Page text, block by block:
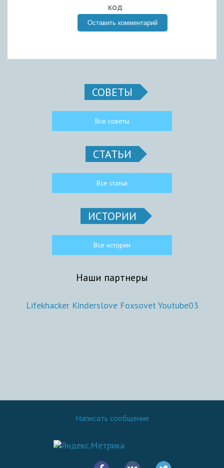
СОВЕТЫ
Все советы
СТАТЬИ
Все статьи
ИСТОРИИ
Все истории
Наши партнеры
Lifekhacker Kinderslove FoxsovetYoutube03
Написать сообщение